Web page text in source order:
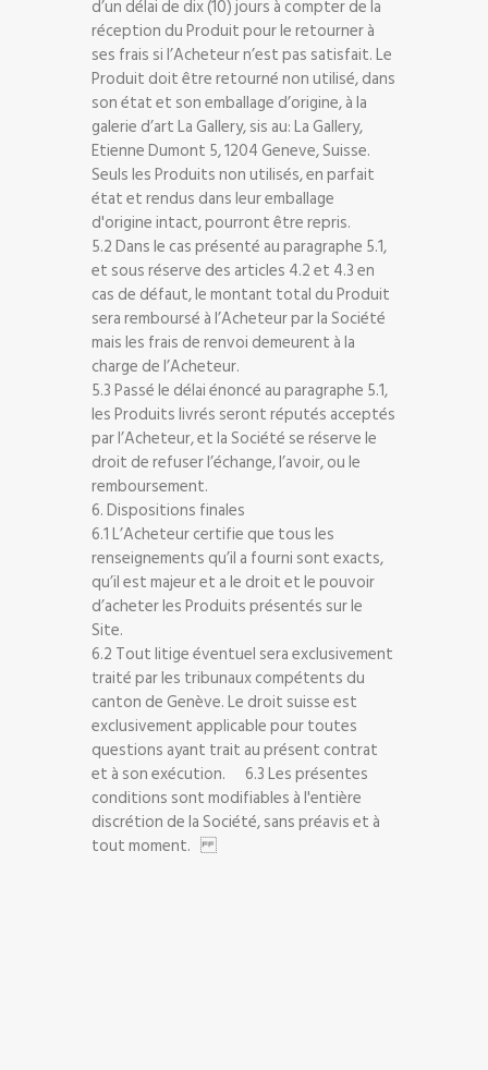
d’un délai de dix (10) jours à compter de la
réception du Produit pour le retourner à
ses frais si l’Acheteur n’est pas satisfait. Le
Produit doit être retourné non utilisé, dans
son état et son emballage d’origine, à la
galerie d’art La Gallery, sis au: La Gallery,
Etienne Dumont 5, 1204 Geneve, Suisse.
Seuls les Produits non utilisés, en parfait
état et rendus dans leur emballage
d'origine intact, pourront être repris.
5.2 Dans le cas présenté au paragraphe 5.1,
et sous réserve des articles 4.2 et 4.3 en
cas de défaut, le montant total du Produit
sera remboursé à l’Acheteur par la Société
mais les frais de renvoi demeurent à la
charge de l’Acheteur.
5.3 Passé le délai énoncé au paragraphe 5.1,
les Produits livrés seront réputés acceptés
par l’Acheteur, et la Société se réserve le
droit de refuser l’échange, l’avoir, ou le
remboursement.
6. Dispositions finales
6.1 L’Acheteur certifie que tous les
renseignements qu’il a fourni sont exacts,
qu’il est majeur et a le droit et le pouvoir
d’acheter les Produits présentés sur le
Site.
6.2 Tout litige éventuel sera exclusivement
traité par les tribunaux compétents du
canton de Genève. Le droit suisse est
exclusivement applicable pour toutes
questions ayant trait au présent contrat
et à son exécution. 6.3 Les présentes
conditions sont modifiables à l'entière
discrétion de la Société, sans préavis et à
tout moment.